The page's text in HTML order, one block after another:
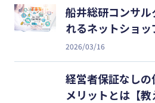
船井総研コンサ
れるネットショ
2026/03/16
経営者保証なし
メリットとは【教